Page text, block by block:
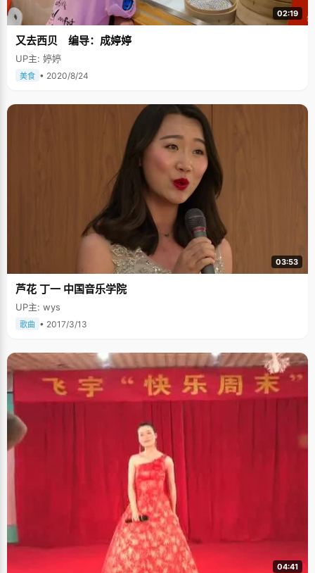
02:19
又去西贝 编导：成婷婷
UP主: 婷婷
美食 • 2020/8/24
03:53
芦花 丁一 中国音乐学院
UP主: wys
歌曲 • 2017/3/13
04:41